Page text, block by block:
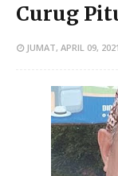
Curug
JUMAT, APRIL 09, 2021